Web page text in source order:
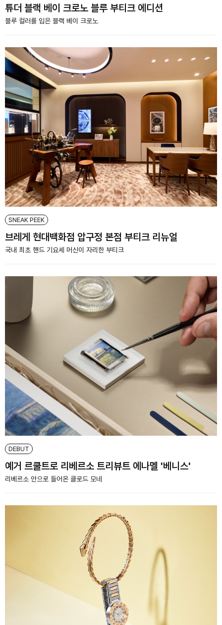
튜더 블랙 베이 크로노 블루 부티크 에디션
블루 컬러를 입은 블랙 베이 크로노
SNEAK PEEK
브레게 현대백화점 압구정 본점 부티크 리뉴얼
국내 최초 핸드 기요셰 머신이 자리한 부티크
DEBUT
예거 르쿨트로 리베르소 트리뷰트 에나멜 '베니스'
리베르소 안으로 들어온 클로드 모네